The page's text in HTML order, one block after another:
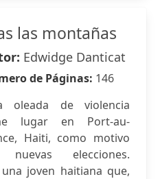
las montañas
Edwidge Danticat
de Páginas: 146
oleada de violencia
lugar en Port-au-
Haiti, como motivo
elecciones.
joven haitiana que,